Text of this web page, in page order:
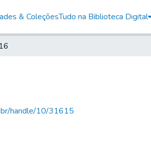
& ColeçõesTudo na Biblioteca Digital
handle/10/31615